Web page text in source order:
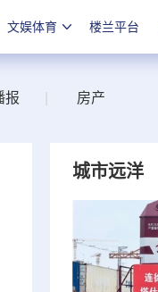
文娱体育 楼兰平台
报 房产
城市远洋